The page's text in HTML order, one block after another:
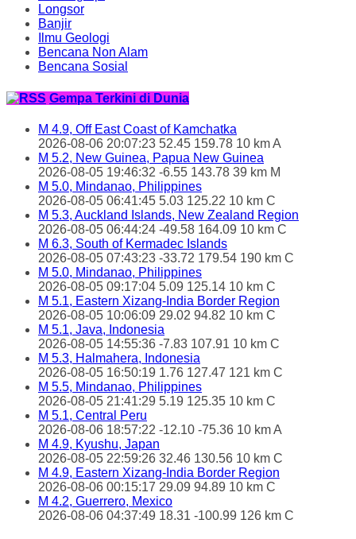
Longsor
Banjir
Ilmu Geologi
Bencana Non Alam
Bencana Sosial
Gempa Terkini di Dunia
M 4.9, Off East Coast of Kamchatka
2026-08-06 20:07:23 52.45 159.78 10 km A
M 5.2, New Guinea, Papua New Guinea
2026-08-05 19:46:32 -6.55 143.78 39 km M
M 5.0, Mindanao, Philippines
2026-08-05 06:41:45 5.03 125.22 10 km C
M 5.3, Auckland Islands, New Zealand Region
2026-08-05 06:44:24 -49.58 164.09 10 km C
M 6.3, South of Kermadec Islands
2026-08-05 07:43:23 -33.72 179.54 190 km C
M 5.0, Mindanao, Philippines
2026-08-05 09:17:04 5.09 125.14 10 km C
M 5.1, Eastern Xizang-India Border Region
2026-08-05 10:06:09 29.02 94.82 10 km C
M 5.1, Java, Indonesia
2026-08-05 14:55:36 -7.83 107.91 10 km C
M 5.3, Halmahera, Indonesia
2026-08-05 16:50:19 1.76 127.47 121 km C
M 5.5, Mindanao, Philippines
2026-08-05 21:41:29 5.19 125.35 10 km C
M 5.1, Central Peru
2026-08-06 18:57:22 -12.10 -75.36 10 km A
M 4.9, Kyushu, Japan
2026-08-05 22:59:26 32.46 130.56 10 km C
M 4.9, Eastern Xizang-India Border Region
2026-08-06 00:15:17 29.09 94.89 10 km C
M 4.2, Guerrero, Mexico
2026-08-06 04:37:49 18.31 -100.99 126 km C